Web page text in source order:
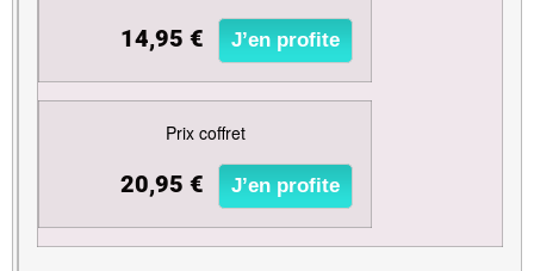
14,95 € J’en profite
Prix coffret
20,95 € J’en profite